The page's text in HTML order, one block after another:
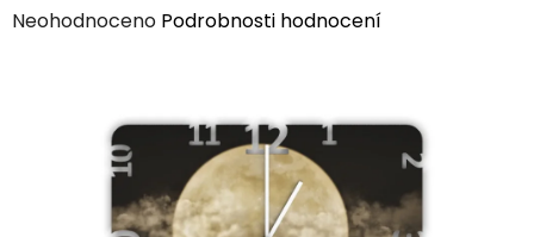
Průměrné
Neohodnoceno Podrobnosti hodnocení